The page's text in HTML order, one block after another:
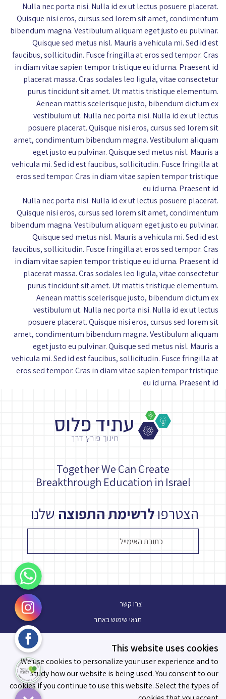
Nulla nec porta nisi. Nulla id ex ut lectus posuere placerat.
Quisque nisi eros, cursus sed lorem sit amet, condimentum
bibendum magna. Vestibulum aliquam eget justo eu pulvinar.
Quisque sed metus nisl. Mauris a vehicula mi. Sed id est
faucibus, sollicitudin. Fusce fringilla at eros sed tempor. Cras
in diam vitae sapien tempor tristique eu id urna. Praesent id
placerat massa. Cras sodales leo ligula, vitae consectetur
purus tincidunt sit amet. Ut mattis tristique elementum.
Aenean mattis scelerisque justo, bibendum dictum ex
vestibulum ut. Nulla nec porta nisi. Nulla id ex ut lectus
posuere placerat. Quisque nisi eros, cursus sed lorem sit
amet, condimentum bibendum magna. Vestibulum aliquam
eget justo eu pulvinar. Quisque sed metus nisl. Mauris a
vehicula mi. Sed id est faucibus, sollicitudin. Fusce fringilla at
eros sed tempor. Cras in diam vitae sapien tempor tristique
eu id urna. Praesent id
Nulla nec porta nisi. Nulla id ex ut lectus posuere placerat.
Quisque nisi eros, cursus sed lorem sit amet, condimentum
bibendum magna. Vestibulum aliquam eget justo eu pulvinar.
Quisque sed metus nisl. Mauris a vehicula mi. Sed id est
faucibus, sollicitudin. Fusce fringilla at eros sed tempor. Cras
in diam vitae sapien tempor tristique eu id urna. Praesent id
placerat massa. Cras sodales leo ligula, vitae consectetur
purus tincidunt sit amet. Ut mattis tristique elementum.
Aenean mattis scelerisque justo, bibendum dictum ex
vestibulum ut. Nulla nec porta nisi. Nulla id ex ut lectus
posuere placerat. Quisque nisi eros, cursus sed lorem sit
amet, condimentum bibendum magna. Vestibulum aliquam
eget justo eu pulvinar. Quisque sed metus nisl. Mauris a
vehicula mi. Sed id est faucibus, sollicitudin. Fusce fringilla at
eros sed tempor. Cras in diam vitae sapien tempor tristique
eu id urna. Praesent id
Together We Can Create
Breakthrough Education in Israel
הצטרפולרשימת התפוצה שלנו
צרו קשר
תנאי שימוש באתר
מלגת עתיד פלוס
בלוג
תו מידות לאפקטיביות
This website uses cookies
We use cookies to personalize your user experience and to
study how our website is being used. You consent to our
cookies if you continue to use this website. Select the types of
WhatsApp
Instagram
Facebook
עיגול לטובה